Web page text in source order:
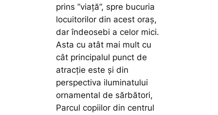
prins ”viață”, spre bucuria
locuitorilor din acest oraș,
dar îndeosebi a celor mici.
Asta cu atât mai mult cu
cât principalul punct de
atracție este și din
perspectiva iluminatului
ornamental de sărbători,
Parcul copiilor din centrul